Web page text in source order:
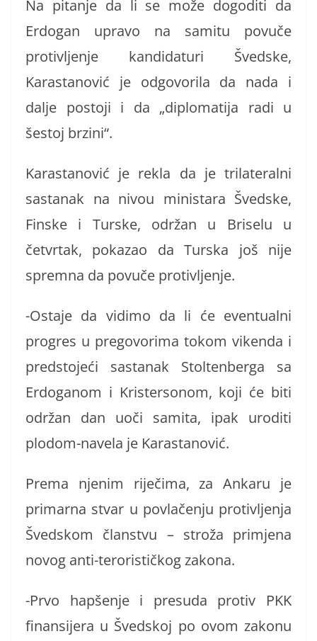
Na pitanje da li se može dogoditi da
Erdogan upravo na samitu povuče
protivljenje kandidaturi Švedske,
Karastanović je odgovorila da nada i
dalje postoji i da „diplomatija radi u
šestoj brzini“.
Karastanović je rekla da je trilateralni
sastanak na nivou ministara Švedske,
Finske i Turske, održan u Briselu u
četvrtak, pokazao da Turska još nije
spremna da povuče protivljenje.
-Ostaje da vidimo da li će eventualni
progres u pregovorima tokom vikenda i
predstojeći sastanak Stoltenberga sa
Erdoganom i Kristersonom, koji će biti
održan dan uoči samita, ipak uroditi
plodom-navela je Karastanović.
Prema njenim riječima, za Ankaru je
primarna stvar u povlačenju protivljenja
Švedskom članstvu – stroža primjena
novog anti-terorističkog zakona.
-Prvo hapšenje i presuda protiv PKK
finansijera u Švedskoj po ovom zakonu